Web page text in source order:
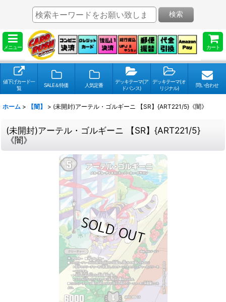
メニュー カート
検索
値下げカード一
覧
SALE＆特価 人気定番
デッキテーマ(ア
ドバンス)
デッキテーマ(オ
リジナル)
問い合わせ
ホーム > 【闇】 > (未開封)アーテル・ゴルギーニ 【SR】{ART221/5}《闇》
(未開封)アーテル・ゴルギーニ 【SR】{ART221/5}
《闇》